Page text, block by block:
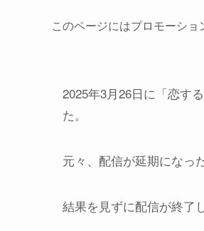
このページにはプロモーショ
2025年3月26日に「恋す
た。
元々、配信が延期になっ
結果を見ずに配信が終了